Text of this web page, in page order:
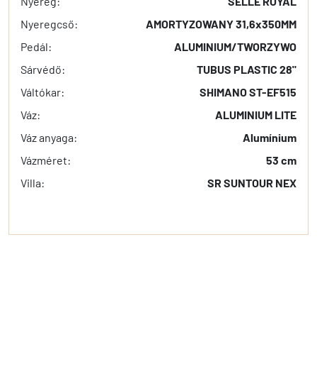
Nyeregcső:
AMORTYZOWANY 31,6x350MM
Pedál:
ALUMINIUM/TWORZYWO
Sárvédő:
TUBUS PLASTIC 28"
Váltókar:
SHIMANO ST-EF515
Váz:
ALUMINIUM LITE
Váz anyaga:
Alumínium
Vázméret:
53 cm
Villa:
SR SUNTOUR NEX